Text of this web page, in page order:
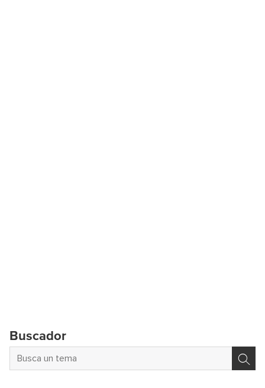
Buscador